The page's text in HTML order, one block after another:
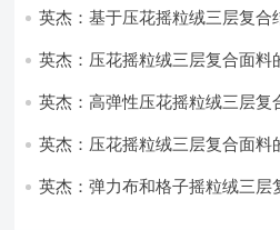
英杰：基于压花摇粒绒三层复合
英杰：压花摇粒绒三层复合面料
英杰：高弹性压花摇粒绒三层复
英杰：压花摇粒绒三层复合面料
英杰：弹力布和格子摇粒绒三层